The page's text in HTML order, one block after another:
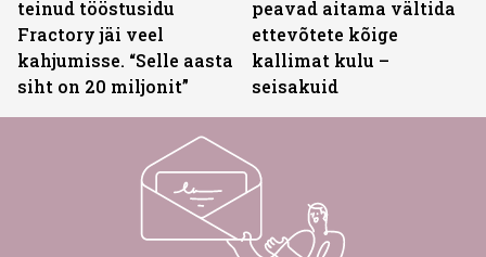
teinud tööstusidu
Fractory jäi veel
kahjumisse. “Selle aasta
siht on 20 miljonit”
peavad aitama vältida
ettevõtete kõige
kallimat kulu –
seisakuid